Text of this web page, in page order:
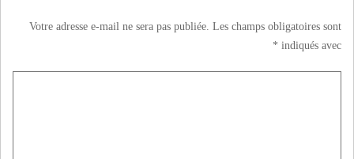
Votre adresse e-mail ne sera pas publiée. Les champs obligatoires sont
indiqués avec
*